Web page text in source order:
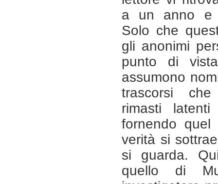
a un anno e
Solo che
gli anonimi
punto di
assumono
trascorsi
rimasti
fornendo quel
verità si
si guarda.
quello di